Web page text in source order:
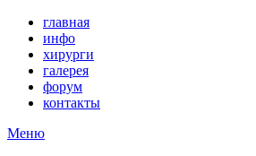
главная
инфо
хирурги
галерея
форум
контакты
Меню